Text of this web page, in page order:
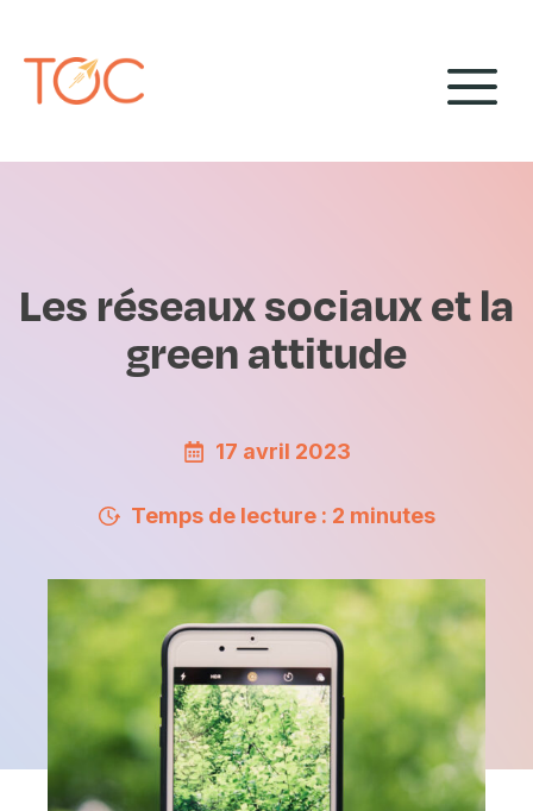
contenu
Les réseaux sociaux et la
green attitude
17 avril 2023
Temps de lecture : 2 minutes